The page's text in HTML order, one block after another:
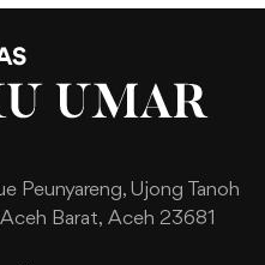
Peunyareng, Ujong Tanoh
Barat, Aceh 23681